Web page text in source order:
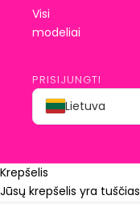
Visi
modeliai
PRISIJUNGTI
Lietuva
Krepšelis
Jūsų krepšelis yra tuščias